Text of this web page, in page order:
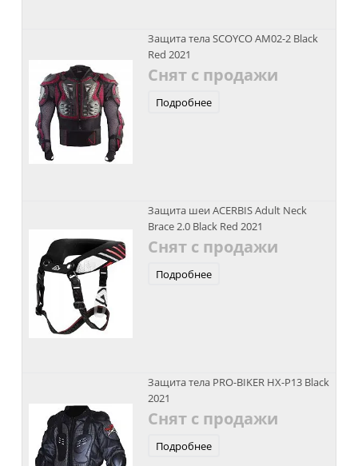
Защита тела SCOYCO AM02-2 Black
Red 2021
Снят с продажи
Подробнее
Защита шеи ACERBIS Adult Neck
Brace 2.0 Black Red 2021
Снят с продажи
Подробнее
Защита тела PRO-BIKER HX-P13 Black
2021
Снят с продажи
Подробнее